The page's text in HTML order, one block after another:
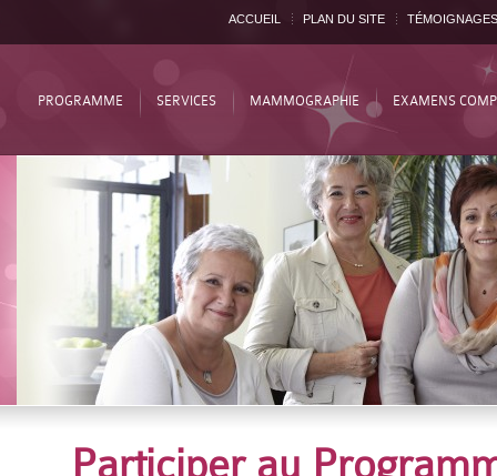
ACCUEIL PLAN DU SITE TÉMOIGNAGES
PROGRAMME SERVICES MAMMOGRAPHIE EXAMENS
Participer au